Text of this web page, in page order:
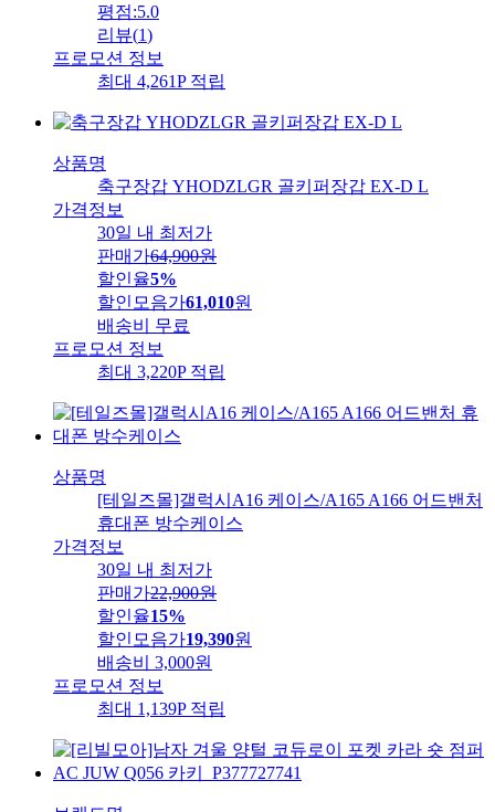
평점:5.0
리뷰(1)
프로모션 정보
최대 4,261P 적립
상품명
축구장갑 YHODZLGR 골키퍼장갑 EX-D L
가격정보
30일 내 최저가
판매가64,900원
할인율5%
할인모음가61,010원
배송비
무료
프로모션 정보
최대 3,220P 적립
상품명
[테일즈몰]갤럭시A16 케이스/A165 A166 어드밴처
휴대폰 방수케이스
가격정보
30일 내 최저가
판매가22,900원
할인율15%
할인모음가19,390원
배송비
3,000원
프로모션 정보
최대 1,139P 적립